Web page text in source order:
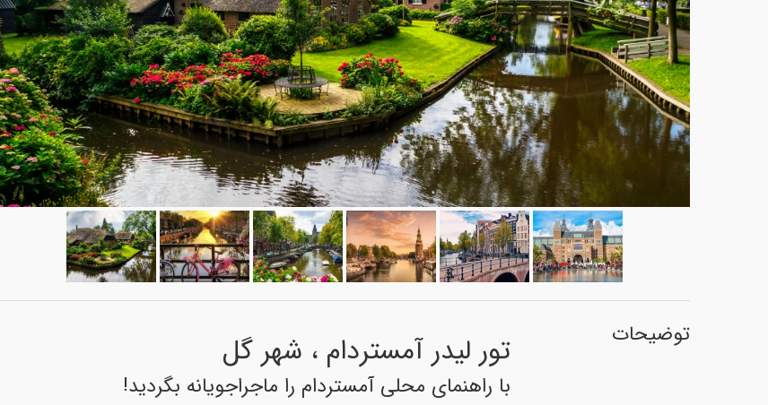
توضیحات تور لیدر آمستردام ، شهر گل
با راهنمای محلی آمستردام را ماجراجویانه بگردید!